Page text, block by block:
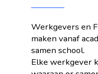
Werkgevers en
maken vanaf
samen school.
Elke werkgever